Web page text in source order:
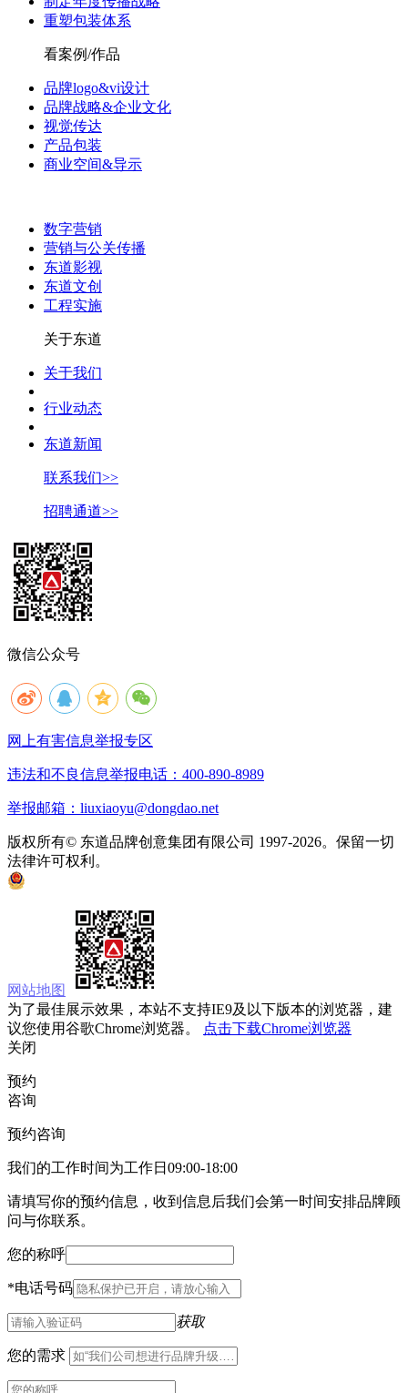
重塑包装体系
看案例/作品
品牌logo&vi设计
品牌战略&企业文化
视觉传达
产品包装
商业空间&导示
数字营销
营销与公关传播
东道影视
东道文创
工程实施
关于东道
关于我们
行业动态
东道新闻
联系我们>>
招聘通道>>
微信公众号
网上有害信息举报专区
违法和不良信息举报电话：400-890-8989
举报邮箱：liuxiaoyu@dongdao.net
版权所有© 东道品牌创意集团有限公司 1997-2026。保留一切
法律许可权利。
网站地图
为了最佳展示效果，本站不支持IE9及以下版本的浏览器，建
议您使用谷歌Chrome浏览器。
点击下载Chrome浏览器
关闭
预约
咨询
预约咨询
我们的工作时间为工作日09:00-18:00
请填写你的预约信息，收到信息后我们会第一时间安排品牌顾
问与你联系。
您的称呼
*电话号码
获取
您的需求